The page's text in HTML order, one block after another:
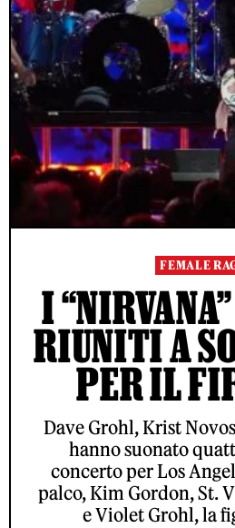
FEMALE
I
RIUNITI A
PER IL
Dave Grohl, Krist
hanno suonato
concerto per Los
palco, Kim Gordon, St.
e Violet Grohl, la